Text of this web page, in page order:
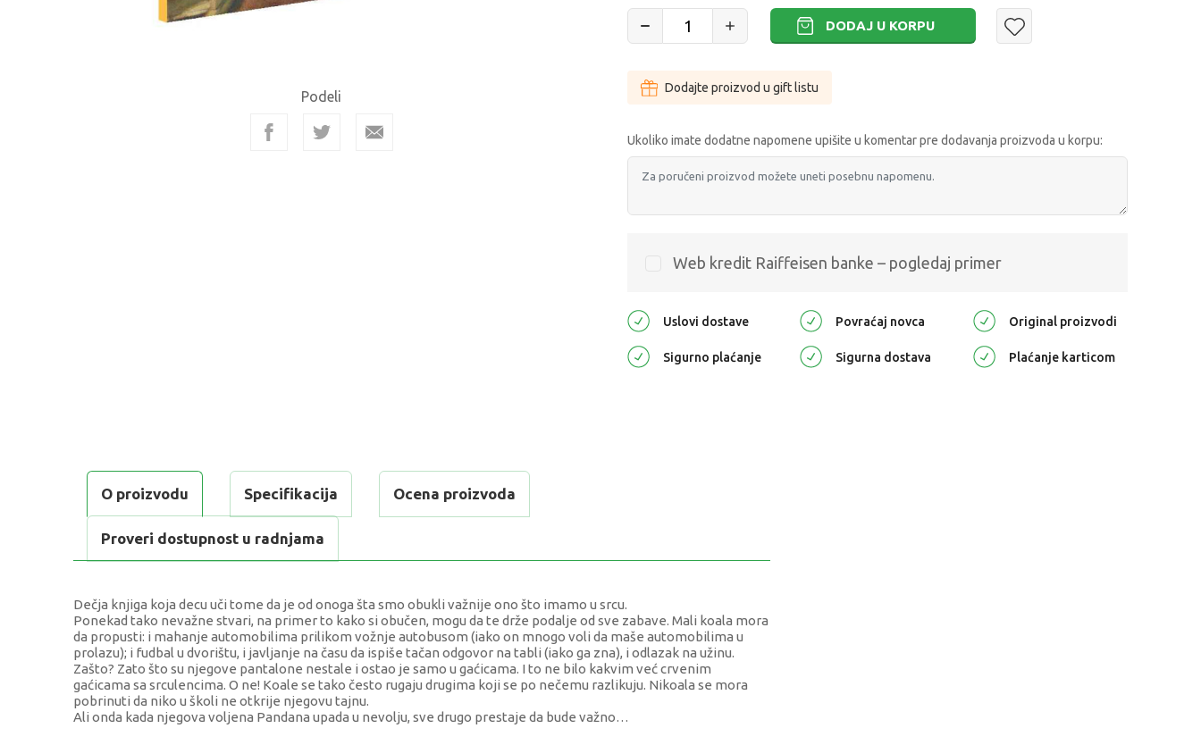
Podeli
DODAJ U KORPU
Dodajte proizvod u gift listu
Ukoliko imate dodatne napomene upišite u komentar pre dodavanja proizvoda u korpu:
Web kredit Raiffeisen banke – pogledaj primer
Uslovi dostave Povraćaj novca Original proizvodi
Sigurno plaćanje Sigurna dostava Plaćanje karticom
O proizvodu Specifikacija Ocena proizvoda
Proveri dostupnost u radnjama
Dečja knjiga koja decu uči tome da je od onoga šta smo obukli važnije ono što imamo u srcu.
Ponekad tako nevažne stvari, na primer to kako si obučen, mogu da te drže podalje od sve zabave. Mali koala mora
da propusti: i mahanje automobilima prilikom vožnje autobusom (iako on mnogo voli da maše automobilima u
prolazu); i fudbal u dvorištu, i javljanje na času da ispiše tačan odgovor na tabli (iako ga zna), i odlazak na užinu.
Zašto? Zato što su njegove pantalone nestale i ostao je samo u gaćicama. I to ne bilo kakvim već crvenim
gaćicama sa srculencima. O ne! Koale se tako često rugaju drugima koji se po nečemu razlikuju. Nikoala se mora
pobrinuti da niko u školi ne otkrije njegovu tajnu.
Ali onda kada njegova voljena Pandana upada u nevolju, sve drugo prestaje da bude važno…